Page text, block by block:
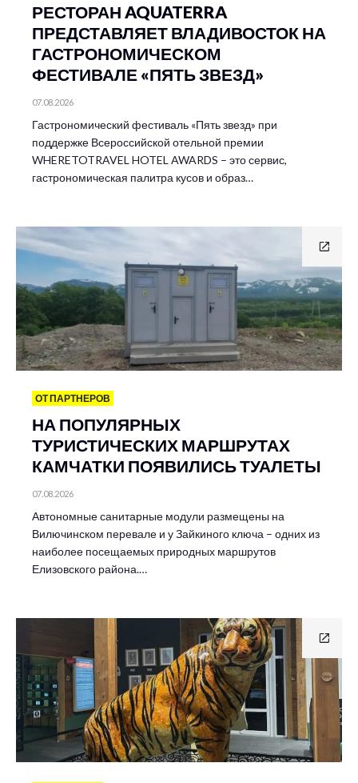
РЕСТОРАН AQUATERRA
ПРЕДСТАВЛЯЕТ ВЛАДИВОСТОК НА
ГАСТРОНОМИЧЕСКОМ
ФЕСТИВАЛЕ «ПЯТЬ ЗВЕЗД»
07.08.2026
Гастрономический фестиваль «Пять звезд» при
поддержке Всероссийской отельной премии
WHERETOTRAVEL HOTEL AWARDS – это сервис,
гастрономическая палитра кусов и образ…
ОТ ПАРТНЕРОВ
НА ПОПУЛЯРНЫХ
ТУРИСТИЧЕСКИХ МАРШРУТАХ
КАМЧАТКИ ПОЯВИЛИСЬ ТУАЛЕТЫ
07.08.2026
Автономные санитарные модули размещены на
Вилючинском перевале и у Зайкиного ключа – одних из
наиболее посещаемых природных маршрутов
Елизовского района.…